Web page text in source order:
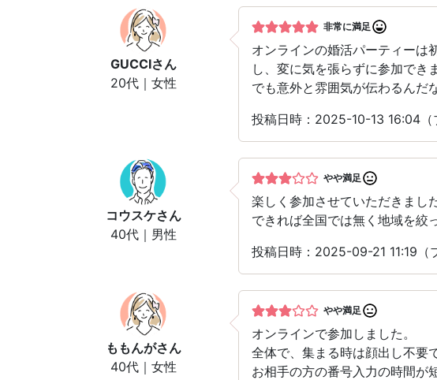
GUCCIさん
20代｜女性
非常に満足
オンラインの婚活パーティーは
し、変に気を張らずに参加でき
でも意外と雰囲気が伝わるんだ
投稿日時：2025-10-13 16:04（
コウスケさん
40代｜男性
やや満足
楽しく参加させていただきました
できれば全国では無く地域を絞
投稿日時：2025-09-21 11:19（
ももんがさん
40代｜女性
やや満足
オンラインで参加しました。
全体で、集まる時は顔出し不要
お相手の方の番号入力の時間が